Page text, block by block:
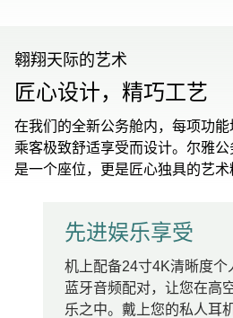
翱翔天际的艺术
匠心设计，精巧工艺
在我们的全新公务舱内，每项功能
乘客极致舒适享受而设计。尔雅公
是一个座位，更是匠心独具的艺术
先进娱乐享受
机上配备24寸4K清晰度个
蓝牙音频配对，让您在高
乐之中。戴上您的私人耳